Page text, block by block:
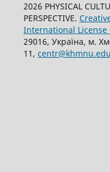
2026 PHYSICAL
PERSPECTIVE.
International License
29016, Україна, м.
11,